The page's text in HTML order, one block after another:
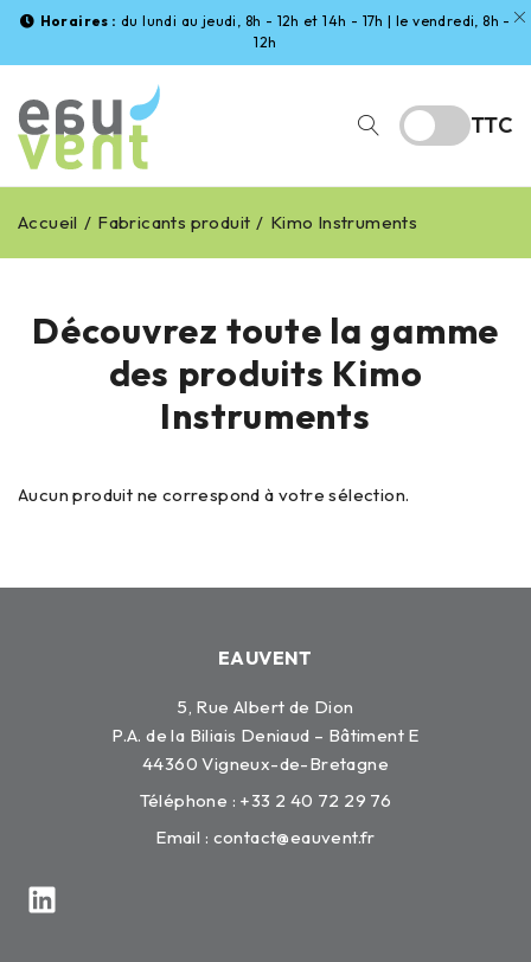
Horaires : du lundi au jeudi, 8h - 12h et 14h - 17h | le vendredi, 8h -
12h
TTC
Découvrez toute la gamme
des produits Kimo
Instruments
Accueil / Fabricants produit / Kimo Instruments
Aucun produit ne correspond à votre sélection.
EAUVENT
5, Rue Albert de Dion
P.A. de la Biliais Deniaud – Bâtiment E
44360 Vigneux-de-Bretagne
Téléphone : +33 2 40 72 29 76
Email : contact@eauvent.fr